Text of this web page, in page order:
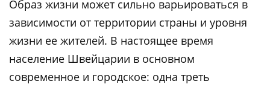
Образ жизни может сильно варьироваться в
зависимости от территории страны и уровня
жизни ее жителей. В настоящее время
население Швейцарии в основном
современное и городское: одна треть